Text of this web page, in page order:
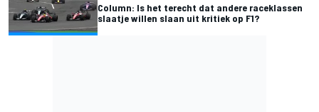
Column: Is het terecht dat andere raceklassen
slaatje willen slaan uit kritiek op F1?